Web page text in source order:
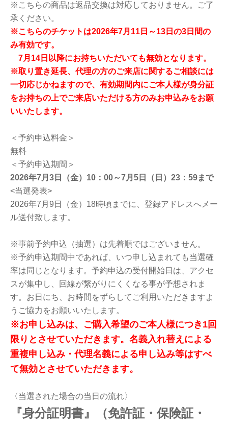
※こちらの商品は返品交換は対応しておりません。ご了
承ください。
※こちらのチケットは2026年7月11日～13日の3日間の
み有効です。
7月14日以降にお持ちいただいても無効となります。
※取り置き延長、代理の方のご来店に関するご相談には
一切応じかねますので、有効期間内にご本人様が身分証
をお持ちの上でご来店いただける方のみお申込みをお願
いいたします。
＜予約申込料金＞
無料
＜予約申込期間＞
2026年7月3日（金）10：00～7月5日（日）23：59まで
<当選発表>
2026年7月9日（金）18時頃までに、登録アドレスへメー
ル送付致します。
※事前予約申込（抽選）は先着順ではございません。
※予約申込期間中であれば、いつ申し込まれても当選確
率は同じとなります。 予約申込の受付開始日は、アクセ
スが集中し、回線が繋がりにくくなる事が予想されま
す。 お日にち、お時間をずらしてご利用いただきますよ
うご協力をお願いいたします。
※お申し込みは、ご購入希望のご本人様につき1回
限りとさせていただきます。 名義入れ替えによる
重複申し込み・代理名義による申し込み等はすべ
て無効とさせていただきます。
〈当選された場合の当日の流れ〉
『身分証明書』（免許証・保険証・